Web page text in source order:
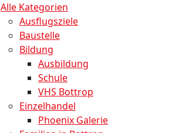
Alle Kategorien
Ausflugsziele
Baustelle
Bildung
Ausbildung
Schule
VHS Bottrop
Einzelhandel
Phoenix Galerie